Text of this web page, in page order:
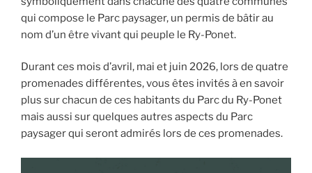
qui compose le Parc paysager, un permis de bâtir au
nom d’un être vivant qui peuple le Ry-Ponet.
Durant ces mois d’avril, mai et juin 2026, lors de quatre
promenades différentes, vous êtes invités à en savoir
plus sur chacun de ces habitants du Parc du Ry-Ponet
mais aussi sur quelques autres aspects du Parc
paysager qui seront admirés lors de ces promenades.